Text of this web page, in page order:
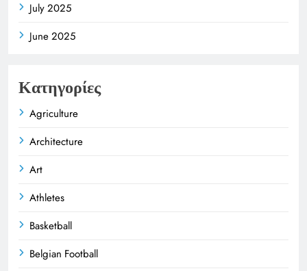
July 2025
June 2025
Κατηγορίες
Agriculture
Architecture
Art
Athletes
Basketball
Belgian Football